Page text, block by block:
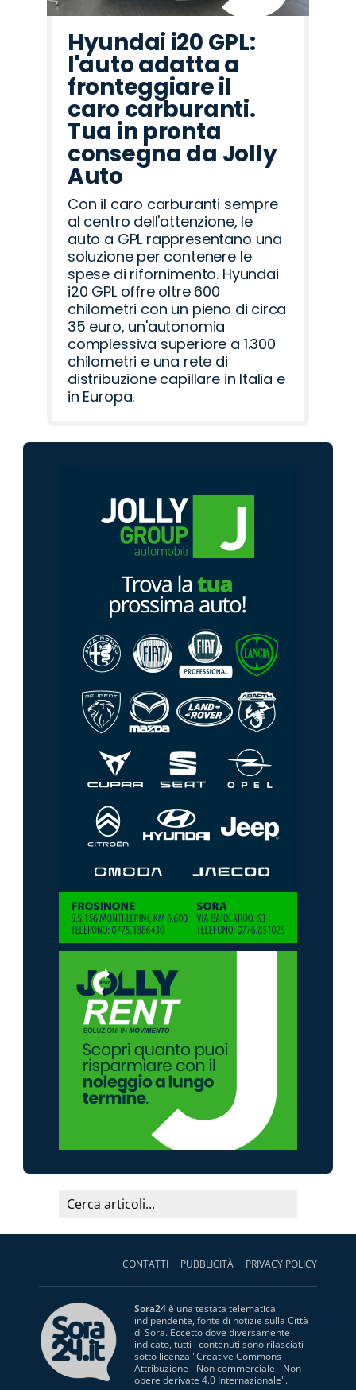
Hyundai i20 GPL:
l'auto adatta a
fronteggiare il
caro carburanti.
Tua in pronta
consegna da Jolly
Auto
Con il caro carburanti sempre
al centro dell'attenzione, le
auto a GPL rappresentano una
soluzione per contenere le
spese di rifornimento. Hyundai
i20 GPL offre oltre 600
chilometri con un pieno di circa
35 euro, un'autonomia
complessiva superiore a 1.300
chilometri e una rete di
distribuzione capillare in Italia e
in Europa.
CONTATTI PUBBLICITÀ PRIVACY POLICY
Sora24è una testata telematica
indipendente, fonte di notizie sulla Città
di Sora. Eccetto dove diversamente
indicato, tutti i contenuti sono rilasciati
sotto licenza "Creative Commons
Attribuzione - Non commerciale - Non
opere derivate 4.0 Internazionale".